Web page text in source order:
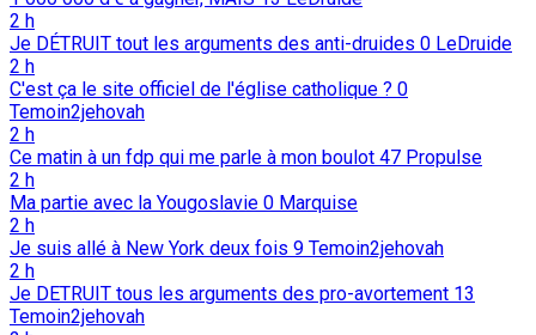
2 h
Je DÉTRUIT tout les arguments des anti-druides 0 LeDruide
2 h
C'est ça le site officiel de l'église catholique ? 0
Temoin2jehovah
2 h
Ce matin à un fdp qui me parle à mon boulot 47 Propulse
2 h
Ma partie avec la Yougoslavie 0 Marquise
2 h
Je suis allé à New York deux fois 9 Temoin2jehovah
2 h
Je DETRUIT tous les arguments des pro-avortement 13
Temoin2jehovah